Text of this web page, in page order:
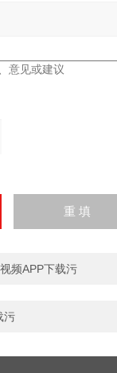
频APP下载污
污